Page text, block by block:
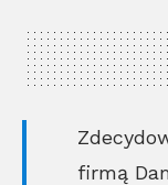
firmą